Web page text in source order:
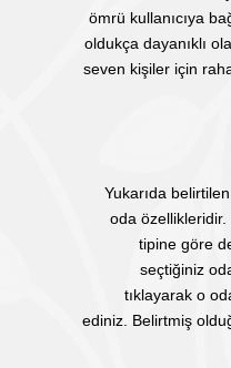
ömrü kullanıcıya
oldukça dayanıklı
seven kişiler için
Yukarıda
oda
tipine göre
seçtiğiniz
tıklayarak o
ediniz. Belirtmiş